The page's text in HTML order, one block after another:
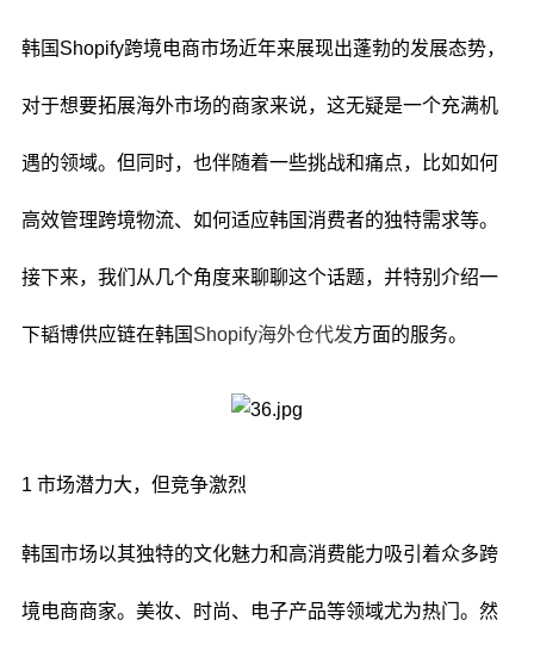
韩国Shopify跨境电商市场近年来展现出蓬勃的发展态势，
对于想要拓展海外市场的商家来说，这无疑是一个充满机
遇的领域。但同时，也伴随着一些挑战和痛点，比如如何
高效管理跨境物流、如何适应韩国消费者的独特需求等。
接下来，我们从几个角度来聊聊这个话题，并特别介绍一
下韬博供应链在韩国 Shopify海外仓代发方面的服务。
1 市场潜力大，但竞争激烈
韩国市场以其独特的文化魅力和高消费能力吸引着众多跨
境电商商家。美妆、时尚、电子产品等领域尤为热门。然